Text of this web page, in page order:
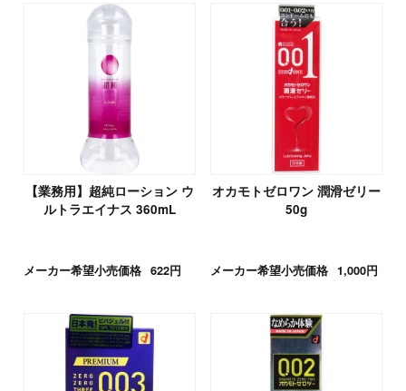
【業務用】超純ローション ウ
ルトラエイナス 360mL
メーカー希望小売価格 622円
オカモトゼロワン 潤滑ゼリー
50g
メーカー希望小売価格 1,000円